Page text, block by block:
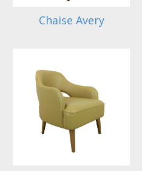
Chaise Avery